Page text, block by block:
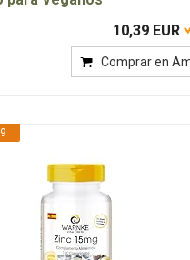
10,39 EUR
Comprar en